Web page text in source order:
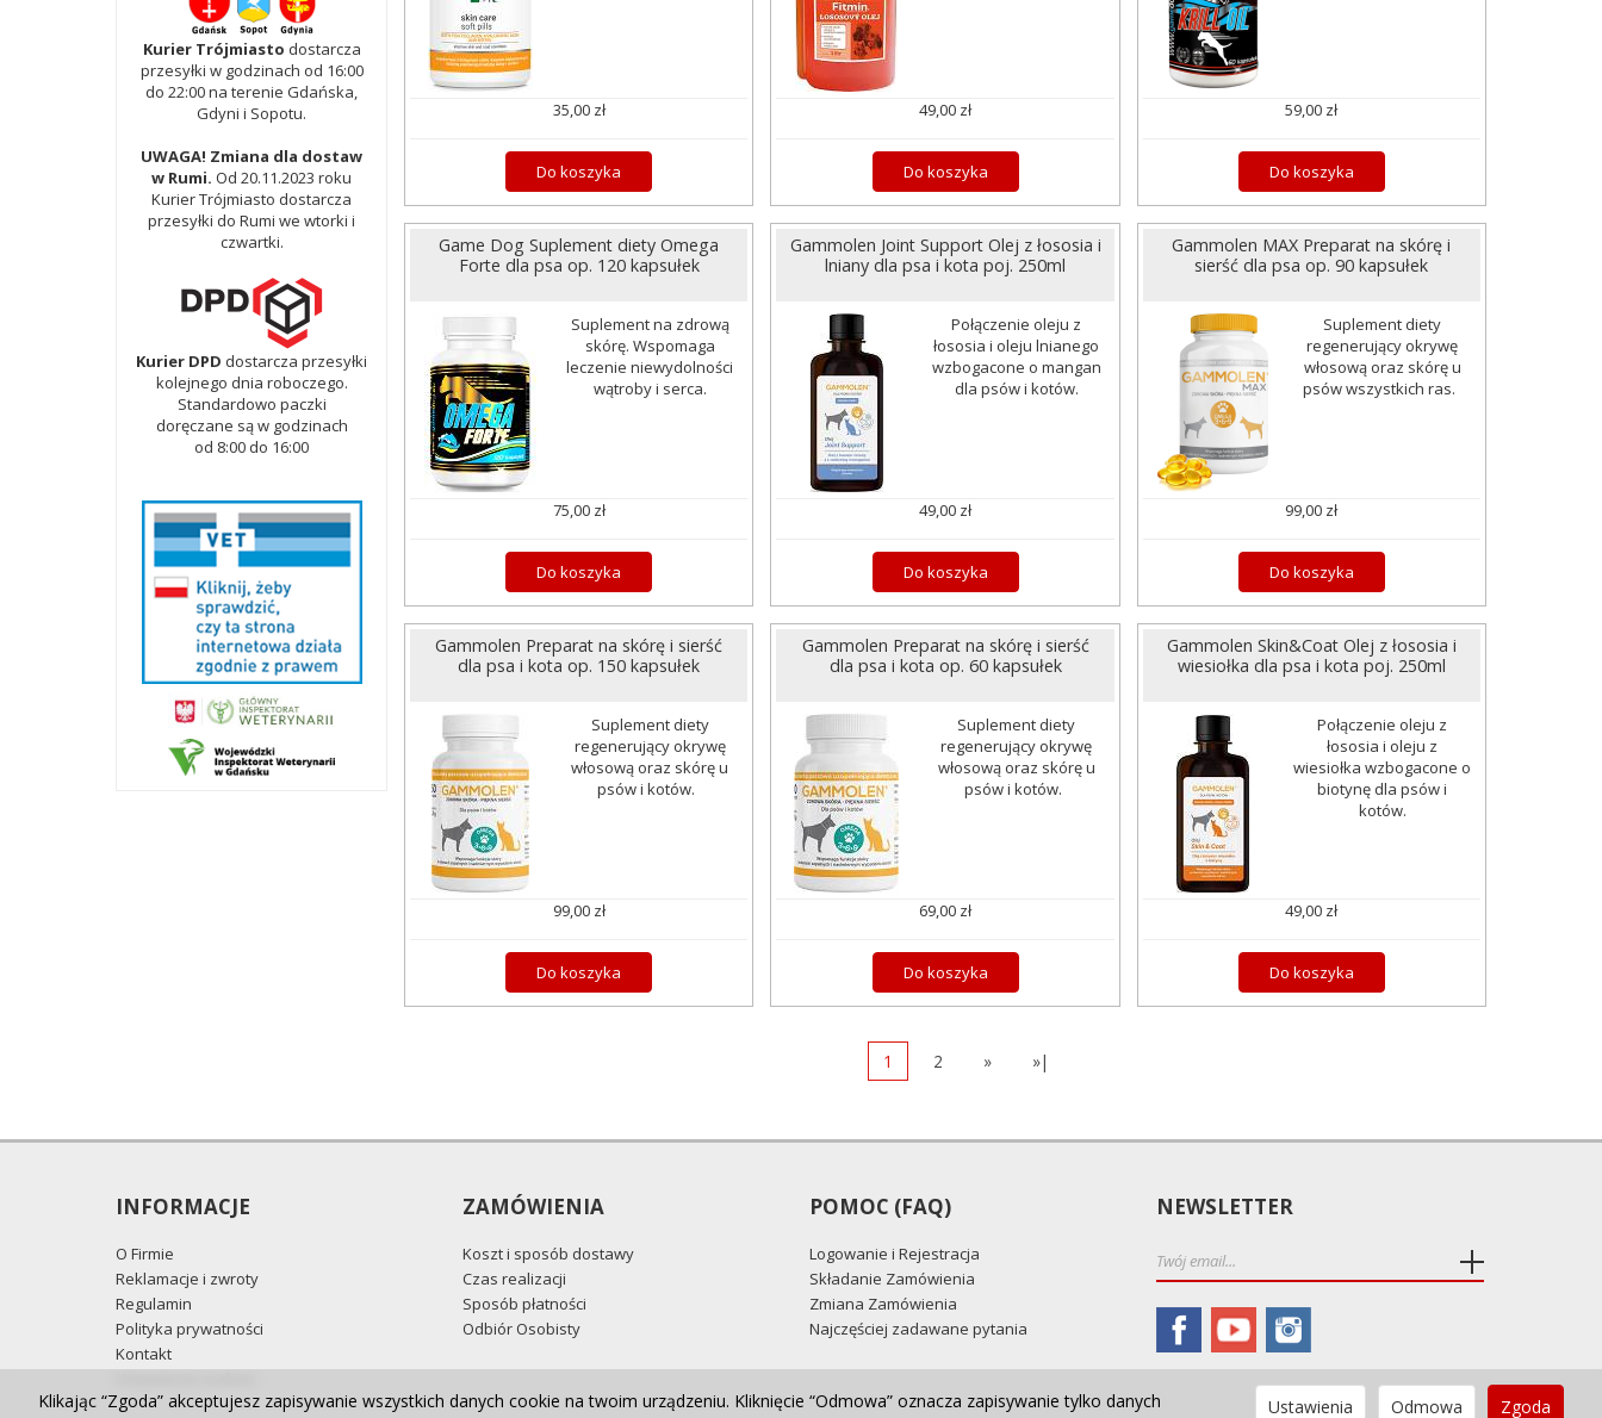
35,00 zł
Do koszyka
49,00 zł
Do koszyka
59,00 zł
Do koszyka
Game Dog Suplement diety Omega
Forte dla psa op. 120 kapsułek
Suplement na zdrową
skórę. Wspomaga
leczenie niewydolności
wątroby i serca.
75,00 zł
Do koszyka
Gammolen Joint Support Olej z łososia i
lniany dla psa i kota poj. 250ml
Połączenie oleju z
łososia i oleju lnianego
wzbogacone o mangan
dla psów i kotów.
49,00 zł
Do koszyka
Gammolen MAX Preparat na skórę i
sierść dla psa op. 90 kapsułek
Suplement diety
regenerujący okrywę
włosową oraz skórę u
psów wszystkich ras.
99,00 zł
Do koszyka
Gammolen Preparat na skórę i sierść
dla psa i kota op. 150 kapsułek
Suplement diety
regenerujący okrywę
włosową oraz skórę u
psów i kotów.
99,00 zł
Do koszyka
Gammolen Preparat na skórę i sierść
dla psa i kota op. 60 kapsułek
Suplement diety
regenerujący okrywę
włosową oraz skórę u
psów i kotów.
69,00 zł
Do koszyka
Gammolen Skin&Coat Olej z łososia i
wiesiołka dla psa i kota poj. 250ml
Połączenie oleju z
łososia i oleju z
wiesiołka wzbogacone o
biotynę dla psów i
kotów.
49,00 zł
Do koszyka
1 2 » »|
Kurier Trójmiasto dostarcza
przesyłki w godzinach od 16:00
do 22:00 na terenie Gdańska,
Gdyni i Sopotu.
UWAGA! Zmiana dla dostaw
w Rumi. Od 20.11.2023 roku
Kurier Trójmiasto dostarcza
przesyłki do Rumi we wtorki i
czwartki.
Kurier DPD dostarcza przesyłki
kolejnego dnia roboczego.
Standardowo paczki
doręczane są w godzinach
od 8:00 do 16:00
INFORMACJE
O Firmie
Reklamacje i zwroty
Regulamin
Polityka prywatności
Kontakt
ZAMÓWIENIA
Koszt i sposób dostawy
Czas realizacji
Sposób płatności
Odbiór Osobisty
POMOC (FAQ)
Logowanie i Rejestracja
Składanie Zamówienia
Zmiana Zamówienia
Najczęściej zadawane pytania
NEWSLETTER
Klikając “Zgoda” akceptujesz zapisywanie wszystkich danych cookie na twoim urządzeniu. Kliknięcie “Odmowa” oznacza zapisywanie tylko danych
Ustawienia Odmowa Zgoda